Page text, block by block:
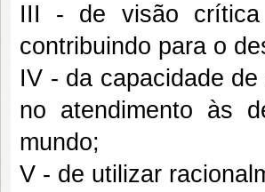
III - de visão crítica
contribuindo para o
IV - da capacidade
no atendimento às
mundo;
V - de utilizar